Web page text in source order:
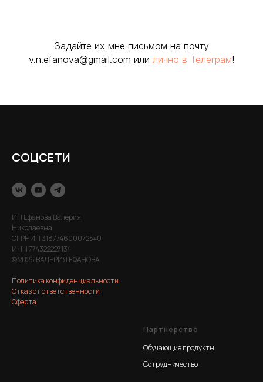
Задайте их мне письмом на почту
v.n.efanova@gmail.com или лично в Телеграм!
СОЦСЕТИ
ИП Ефанова Валерия
Николаевна
ОГРНИП 318774600072340
ИНН 774322227134
© 2026 ВАЛЕРИЯ ЕФАНОВА
Политика конфиденциальности
Отказ от ответственности
Оферта
Партнерство
Обучающие продукты
Сотрудничество